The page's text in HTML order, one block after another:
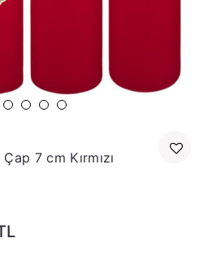
7 cm Kırmızı